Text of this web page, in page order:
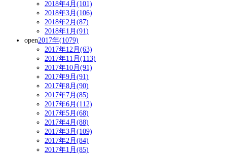
2018年4月(101)
2018年3月(106)
2018年2月(87)
2018年1月(91)
open2017年(1079)
2017年12月(63)
2017年11月(113)
2017年10月(91)
2017年9月(91)
2017年8月(90)
2017年7月(85)
2017年6月(112)
2017年5月(68)
2017年4月(88)
2017年3月(109)
2017年2月(84)
2017年1月(85)